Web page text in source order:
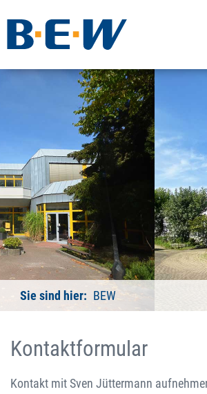
Sie sind hier: BEW
Kontaktformular
Kontakt mit Sven Jüttermann